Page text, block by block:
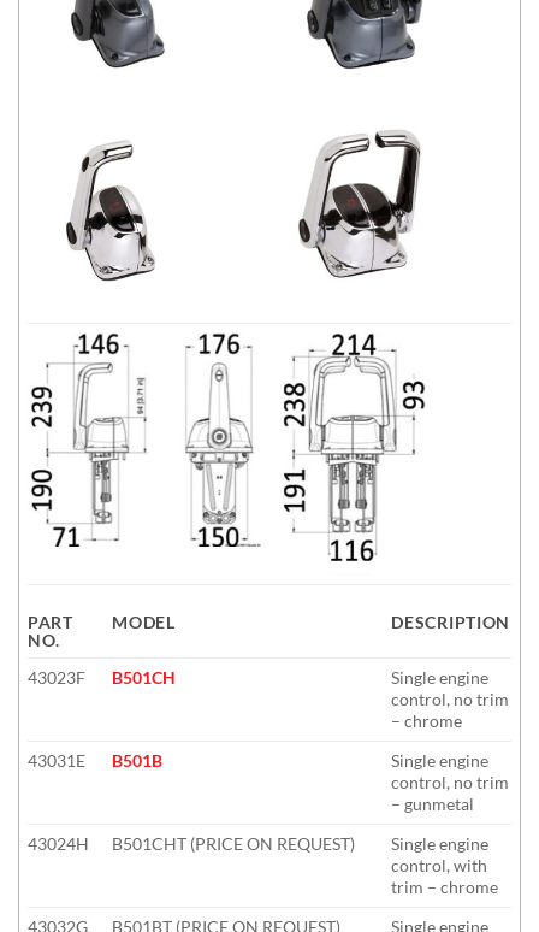
PART
NO.
MODEL DESCRIPTION
43023F B501CH
Single engine
control, no trim
– chrome
43031E
B501B
Single engine
control, no trim
– gunmetal
43024H
B501CHT (PRICE ON REQUEST)
Single engine
control, with
trim – chrome
43032G
B501BT (PRICE ON REQUEST)
Single engine